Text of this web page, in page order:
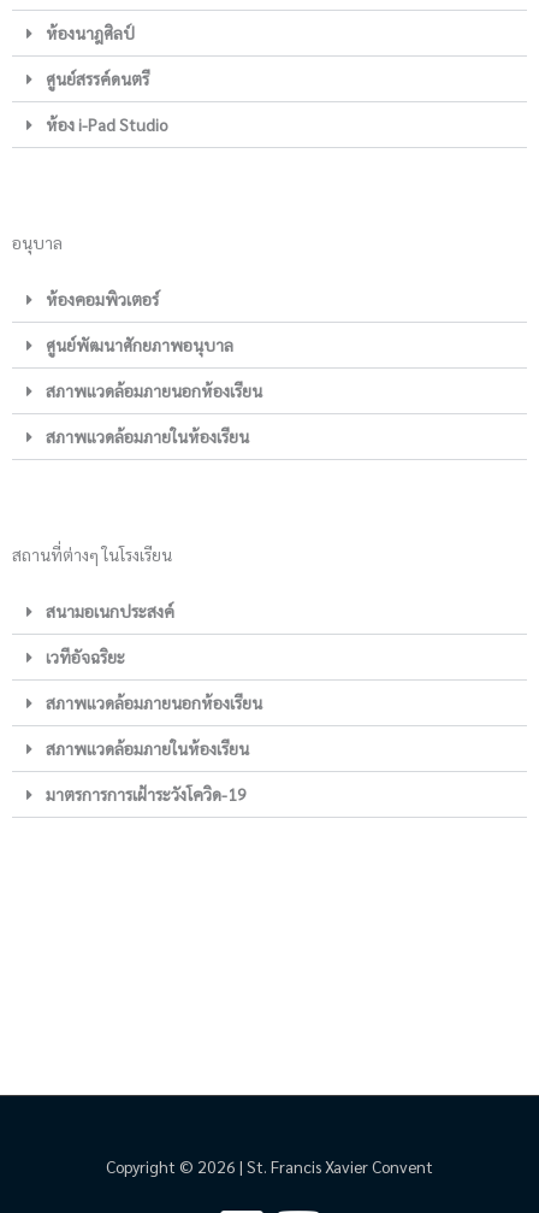
ห้องนาฎศิลป์
ศูนย์สรรค์ดนตรี
ห้อง i-Pad Studio
อนุบาล
ห้องคอมพิวเตอร์
ศูนย์พัฒนาศักยภาพอนุบาล
สภาพแวดล้อมภายนอกห้องเรียน
สภาพแวดล้อมภายในห้องเรียน
สถานที่ต่างๆ ในโรงเรียน
สนามอเนกประสงค์
เวทีอัจฉริยะ
สภาพแวดล้อมภายนอกห้องเรียน
สภาพแวดล้อมภายในห้องเรียน
มาตรการการเฝ้าระวังโควิด-19
Copyright © 2026 | St. Francis Xavier Convent